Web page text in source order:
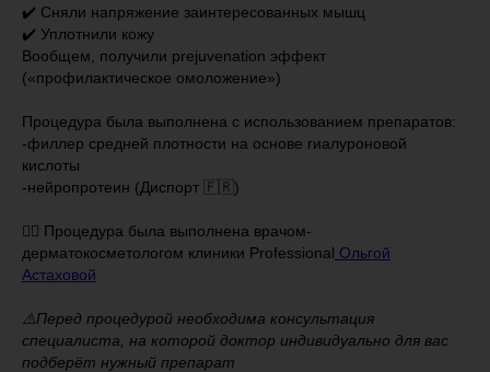
✔️ Сняли напряжение заинтересованных мышц
✔️ Уплотнили кожу
Вообщем, получили prejuvenation эффект
(«профилактическое омоложение»)
Процедура была выполнена с использованием препаратов:
-филлер средней плотности на основе гиалуроновой
кислоты
-нейропротеин (Диспорт 🇫🇷)
👩‍⚕️ Процедура была выполнена врачом-
дерматокосметологом клиники Professional Ольгой
Астаховой
⚠️Перед процедурой необходима консультация
специалиста, на которой доктор индивидуально для вас
подберёт нужный препарат